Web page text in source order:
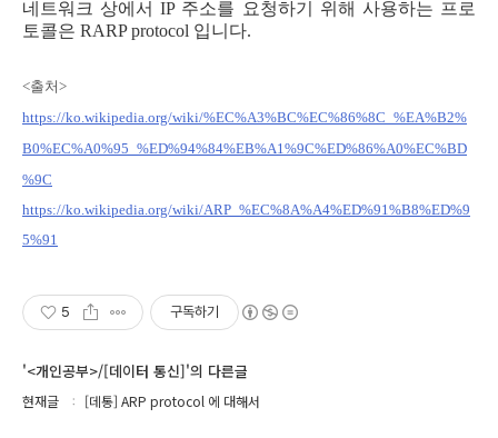
네트워크 상에서 IP 주소를 요청하기 위해 사용하는 프로
토콜은 RARP protocol 입니다.
<출처>
https://ko.wikipedia.org/wiki/%EC%A3%BC%EC%86%8C_%EA%B2%
B0%EC%A0%95_%ED%94%84%EB%A1%9C%ED%86%A0%EC%BD
%9C
https://ko.wikipedia.org/wiki/ARP_%EC%8A%A4%ED%91%B8%ED%9
5%91
5 구독하기
'<개인공부>/[데이터 통신]'의 다른글
현재글 [데통] ARP protocol 에 대해서